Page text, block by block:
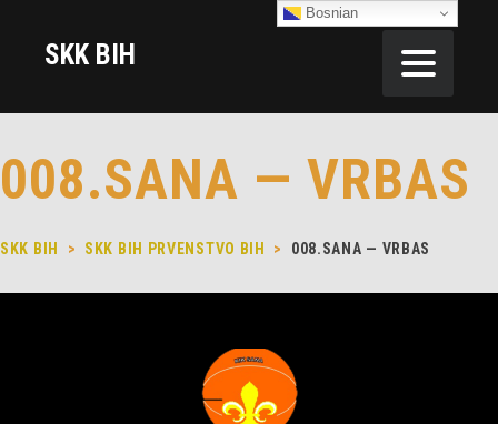
SKK BIH
008.SANA — VRBAS
SKK BIH > SKK BIH PRVENSTVO BIH > 008.SANA — VRBAS
Bosnian